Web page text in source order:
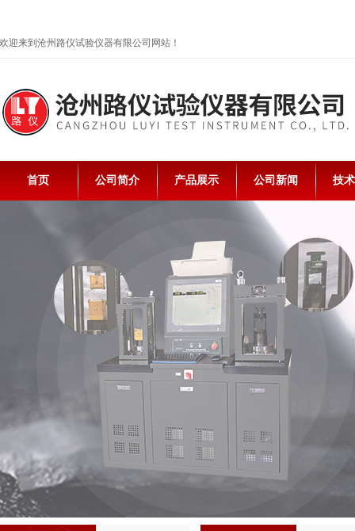
欢迎来到沧州路仪试验仪器有限公司网站！
首页 公司简介 产品展示 公司新闻 技